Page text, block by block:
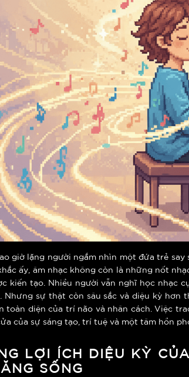
giờ lặng người ngắm nhìn một đứa trẻ
ấy, âm nhạc không còn là những nốt
kiến tạo. Nhiều người vẫn nghĩ học nhạc
Nhưng sự thật còn sâu sắc và diệu kỳ
toàn diện của trí não và nhân cách. Việc
của sự sáng tạo, trí tuệ và một tâm hồn
LỢI ÍCH DIỆU KỲ
SỐNG